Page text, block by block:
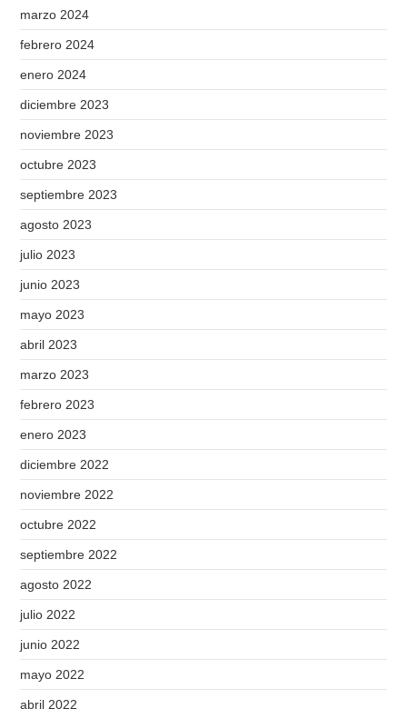
marzo 2024
febrero 2024
enero 2024
diciembre 2023
noviembre 2023
octubre 2023
septiembre 2023
agosto 2023
julio 2023
junio 2023
mayo 2023
abril 2023
marzo 2023
febrero 2023
enero 2023
diciembre 2022
noviembre 2022
octubre 2022
septiembre 2022
agosto 2022
julio 2022
junio 2022
mayo 2022
abril 2022